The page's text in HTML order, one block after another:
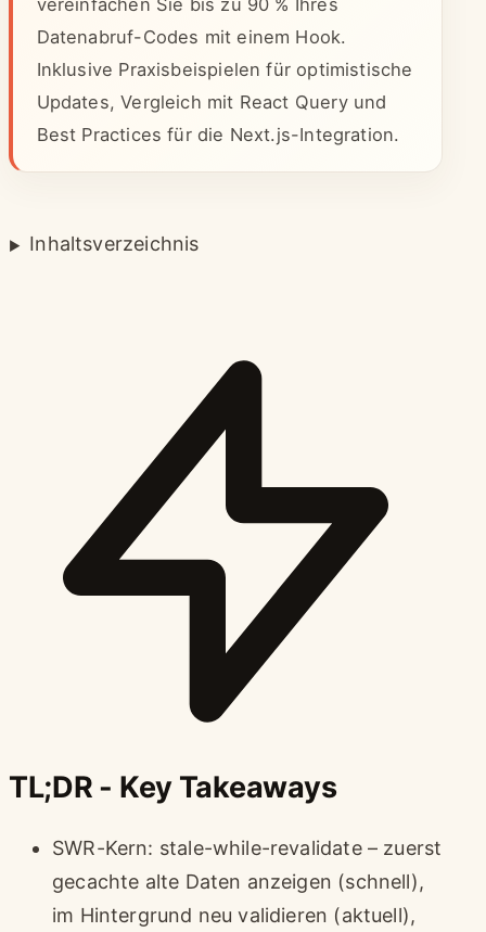
vereinfachen Sie bis zu 90 % Ihres
Datenabruf-Codes mit einem Hook.
Inklusive Praxisbeispielen für optimistische
Updates, Vergleich mit React Query und
Best Practices für die Next.js-Integration.
Inhaltsverzeichnis
TL;DR - Key Takeaways
SWR-Kern: stale-while-revalidate – zuerst
gecachte alte Daten anzeigen (schnell),
im Hintergrund neu validieren (aktuell),